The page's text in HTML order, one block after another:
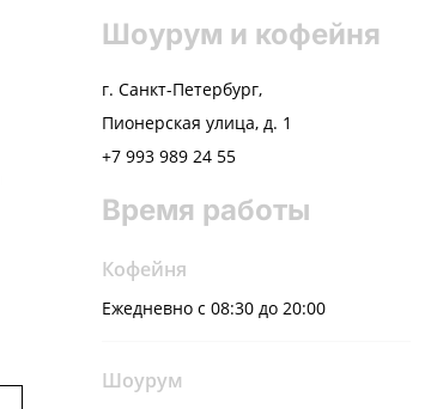
Шоурум и кофейня
г. Санкт-Петербург,
Пионерская улица, д. 1
+7 993 989 24 55
Время работы
Кофейня
Ежедневно с 08:30 до 20:00
Шоурум